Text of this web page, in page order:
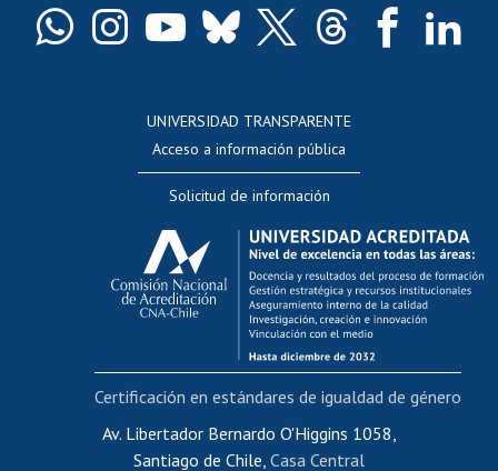
Docentes
Evaluación docente
Calificación académica
Postulación al AUCAI
Funcionarias/os
Cursos internos de capacitación
Bienestar del personal
Portal de movilidad interna
Certificado de renta
Certificado de renta honorarios
UNIVERSIDAD TRANSPARENTE
Acceso a información pública
Solicitud de información
Av. Libertador Bernardo O'Higgins 1058,
Santiago de Chile, Casa Central
Certificación en estándares de igualdad de género